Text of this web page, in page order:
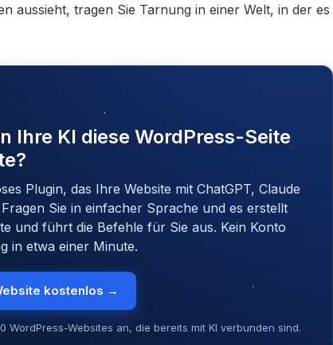
aussieht, tragen Sie Tarnung in einer Welt, in der es
Ihre KI diese WordPress-Seite
Plugin, das Ihre Website mit ChatGPT, Claude
Sie in einfacher Sprache und es erstellt
und führt die Befehle für Sie aus. Kein Konto
in etwa einer Minute.
kostenlos →
WordPress-Websites an, die bereits mit KI verbunden sind.